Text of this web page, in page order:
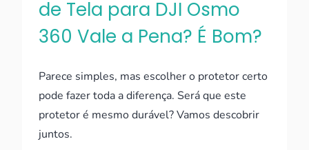
de Tela para DJI Osmo
360 Vale a Pena? É Bom?
Parece simples, mas escolher o protetor certo
pode fazer toda a diferença. Será que este
protetor é mesmo durável? Vamos descobrir
juntos.